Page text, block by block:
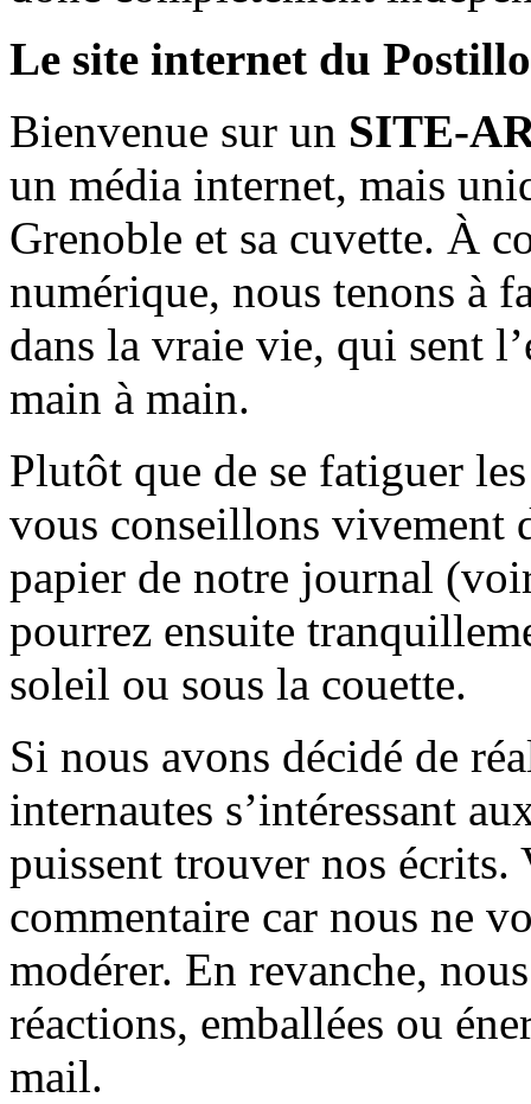
Le site internet du
Bienvenue sur un SITE-
un média internet, mais
Grenoble et sa cuvette. À
numérique, nous tenons à
dans la vraie vie, qui sent
main à main.
Plutôt que de se fatiguer
vous conseillons vivement
papier de notre journal
pourrez ensuite
soleil ou sous la couette.
Si nous avons décidé de
internautes s’intéressant
puissent trouver nos écrits.
commentaire car nous ne
modérer. En revanche,
réactions, emballées ou
mail.